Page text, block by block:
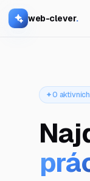
web-clever.
0